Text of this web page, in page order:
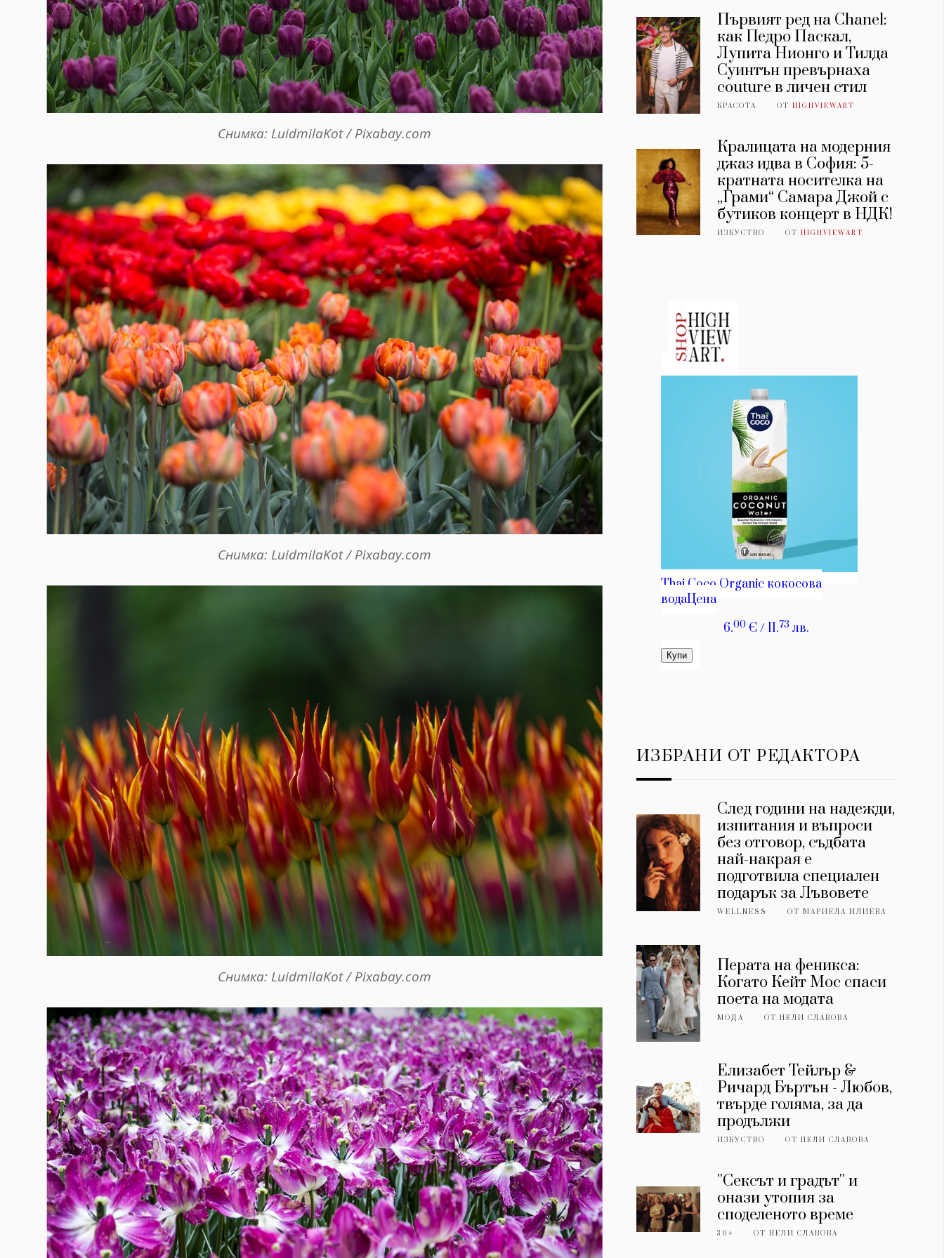
Снимка: LuidmilaKot / Pixabay.com
Снимка: LuidmilaKot / Pixabay.com
Снимка: LuidmilaKot / Pixabay.com
Първият ред на Chanel:
как Педро Паскал,
Лупита Нионго и Тилда
Суинтън превърнаха
couture в личен стил
КРАСОТА ОТHIGHVIEWART
Кралицата на модерния
джаз идва в София: 5-
кратната носителка на
„Грами“ Самара Джой с
бутиков концерт в НДК!
ИЗКУСТВО ОТHIGHVIEWART
ИЗБРАНИ ОТ РЕДАКТОРА
След години на надежди,
изпитания и въпроси
без отговор, съдбата
най-накрая е
подготвила специален
подарък за Лъвовете
WELLNESS ОТМАРИЕЛА ИЛИЕВА
Перата на феникса:
Когато Кейт Мос спаси
поета на модата
МОДА ОТНЕЛИ СЛАВОВА
Елизабет Тейлър &
Ричард Бъртън - Любов,
твърде голяма, за да
продължи
ИЗКУСТВО ОТНЕЛИ СЛАВОВА
''Сексът и градът'' и
онази утопия за
споделеното време
30+ ОТНЕЛИ СЛАВОВА